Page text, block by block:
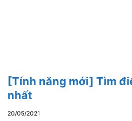
[Tính năng mới] Tìm
nhất
20/05/2021